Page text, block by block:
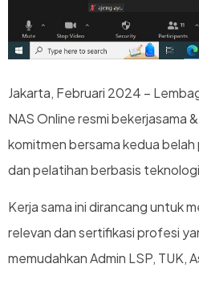
Jakarta, Februari 2024 –
NAS Online resmi bekerjasama
komitmen bersama kedua
dan pelatihan berbasis
Kerja sama ini dirancang untuk
relevan dan sertifikasi profesi
memudahkan Admin LSP, TUK,